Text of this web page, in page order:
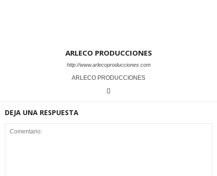
ARLECO PRODUCCIONES
http://www.arlecoproducciones.com
ARLECO PRODUCCIONES
DEJA UNA RESPUESTA